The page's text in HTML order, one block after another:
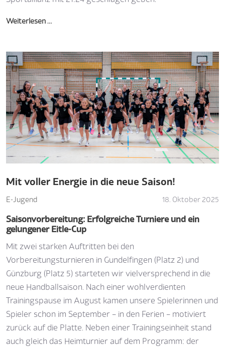
Weiterlesen …
Mit voller Energie in die neue Saison!
E-Jugend 18. Oktober 2025
Saisonvorbereitung: Erfolgreiche Turniere und ein
gelungener Eitle-Cup
Mit zwei starken Auftritten bei den
Vorbereitungsturnieren in Gundelfingen (Platz 2) und
Günzburg (Platz 5) starteten wir vielversprechend in die
neue Handballsaison. Nach einer wohlverdienten
Trainingspause im August kamen unsere Spielerinnen und
Spieler schon im September – in den Ferien – motiviert
zurück auf die Platte. Neben einer Trainingseinheit stand
auch gleich das Heimturnier auf dem Programm: der